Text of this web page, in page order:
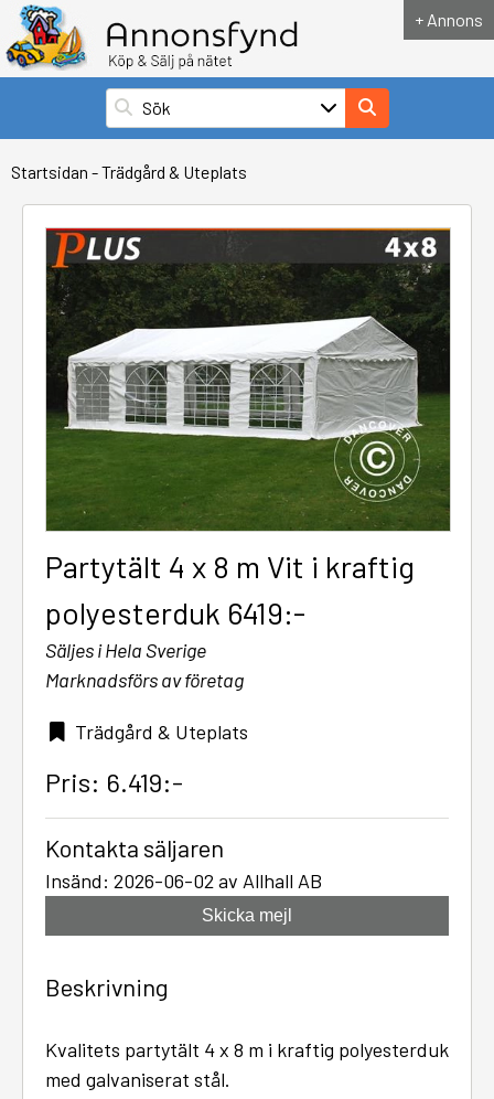
+ Annons
Startsidan -Trädgård & Uteplats
Partytält 4 x 8 m Vit i kraftig
polyesterduk 6419:-
Säljes i Hela Sverige
Marknadsförs av företag
Trädgård & Uteplats
Pris: 6.419:-
Kontakta säljaren
Insänd: 2026-06-02 av Allhall AB
Skicka mejl
Beskrivning
Kvalitets partytält 4 x 8 m i kraftig polyesterduk
med galvaniserat stål.